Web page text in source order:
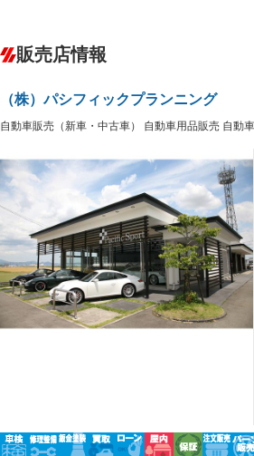
－ ダウンヒルアシストコントロール
Bluetooth接続 100V電源
オーディオ：ミュージックプレイヤー接続可
－
ヘッドライトウォッシャ
ー
革シート
LEDヘッドランプ － HID(キセノン
ETC2.0 － エアロ
－ ランフラットタイヤ パワーシート
フルフラットシート － チップアップ
シートヒーター － ウォークスルー
－ フロントカメラ － シートエアコン
－ ルーフレール エアサスペンシ
販売店情報
（株）パシフィックプランニング
自動車販売（新車・中古車） 自動車用品販売 自